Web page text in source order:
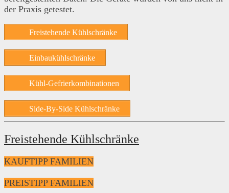
der Praxis getestet.
Freistehende Kühlschränke
Einbaukühlschränke
Kühl-Gefrierkombinationen
Side-By-Side Kühlschränke
Freistehende Kühlschränke
KAUFTIPP FAMILIEN
PREISTIPP FAMILIEN